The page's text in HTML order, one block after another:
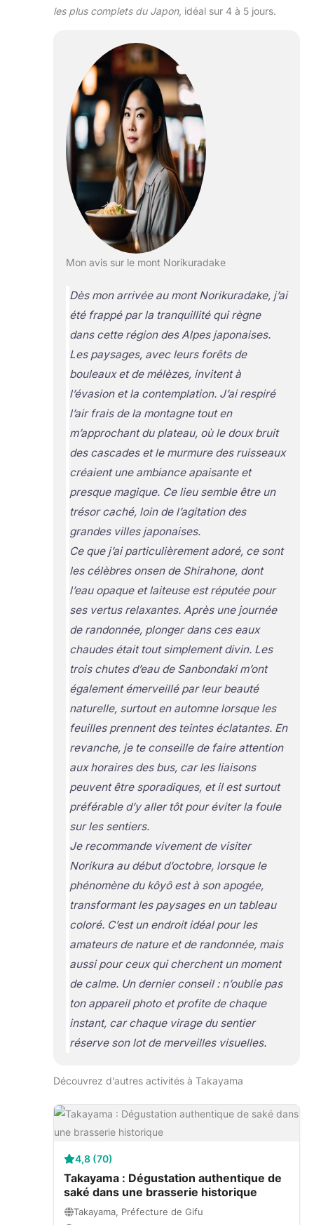
les plus complets du Japon, idéal sur 4 à 5 jours.
Mon avis sur le mont Norikuradake
Dès mon arrivée au mont Norikuradake, j’ai
été frappé par la tranquillité qui règne
dans cette région des Alpes japonaises.
Les paysages, avec leurs forêts de
bouleaux et de mélèzes, invitent à
l’évasion et la contemplation. J’ai respiré
l’air frais de la montagne tout en
m’approchant du plateau, où le doux bruit
des cascades et le murmure des ruisseaux
créaient une ambiance apaisante et
presque magique. Ce lieu semble être un
trésor caché, loin de l’agitation des
grandes villes japonaises.
Ce que j’ai particulièrement adoré, ce sont
les célèbres onsen de Shirahone, dont
l’eau opaque et laiteuse est réputée pour
ses vertus relaxantes. Après une journée
de randonnée, plonger dans ces eaux
chaudes était tout simplement divin. Les
trois chutes d’eau de Sanbondaki m’ont
également émerveillé par leur beauté
naturelle, surtout en automne lorsque les
feuilles prennent des teintes éclatantes. En
revanche, je te conseille de faire attention
aux horaires des bus, car les liaisons
peuvent être sporadiques, et il est surtout
préférable d’y aller tôt pour éviter la foule
sur les sentiers.
Je recommande vivement de visiter
Norikura au début d’octobre, lorsque le
phénomène du kôyô est à son apogée,
transformant les paysages en un tableau
coloré. C’est un endroit idéal pour les
amateurs de nature et de randonnée, mais
aussi pour ceux qui cherchent un moment
de calme. Un dernier conseil : n’oublie pas
ton appareil photo et profite de chaque
instant, car chaque virage du sentier
réserve son lot de merveilles visuelles.
Découvrez d’autres activités à Takayama
4,8 (70)
Takayama : Dégustation authentique de
saké dans une brasserie historique
Takayama, Préfecture de Gifu